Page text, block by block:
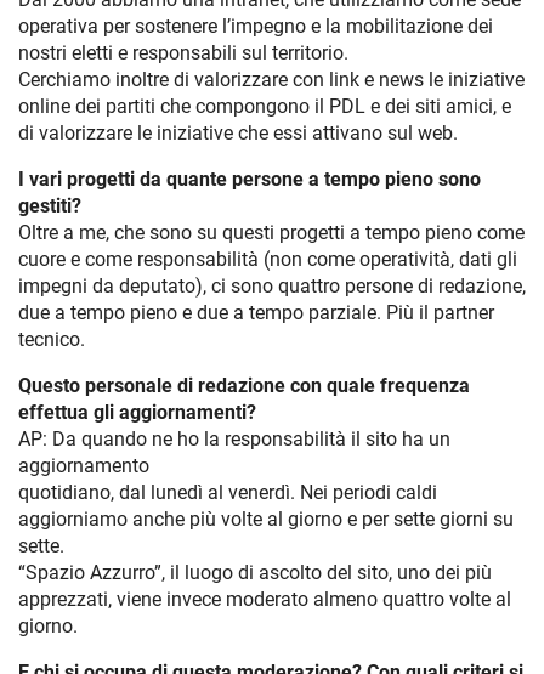
operativa per sostenere l’impegno e la mobilitazione dei
nostri eletti e responsabili sul territorio.
Cerchiamo inoltre di valorizzare con link e news le iniziative
online dei partiti che compongono il PDL e dei siti amici, e
di valorizzare le iniziative che essi attivano sul web.
I vari progetti da quante persone a tempo pieno sono
gestiti?
Oltre a me, che sono su questi progetti a tempo pieno come
cuore e come responsabilità (non come operatività, dati gli
impegni da deputato), ci sono quattro persone di redazione,
due a tempo pieno e due a tempo parziale. Più il partner
tecnico.
Questo personale di redazione con quale frequenza
effettua gli aggiornamenti?
AP: Da quando ne ho la responsabilità il sito ha un
aggiornamento
quotidiano, dal lunedì al venerdì. Nei periodi caldi
aggiorniamo anche più volte al giorno e per sette giorni su
sette.
“Spazio Azzurro”, il luogo di ascolto del sito, uno dei più
apprezzati, viene invece moderato almeno quattro volte al
giorno.